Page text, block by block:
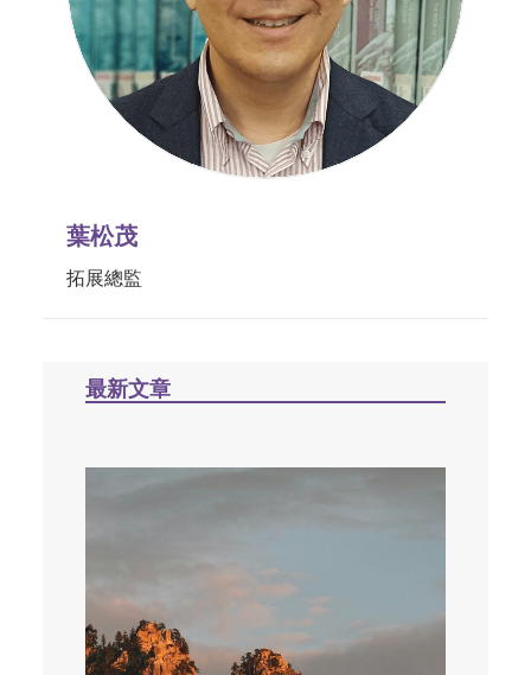
葉松茂
拓展總監
最新文章